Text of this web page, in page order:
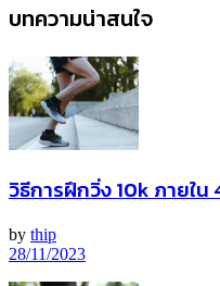
บทความน่าสนใจ
วิธีการฝึกวิ่ง 10k ภายใ
by thip
28/11/2023